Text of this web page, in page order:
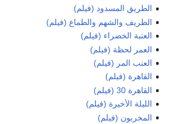
الطريق المسدود (فيلم)
الظريف والشهم والطماع (فيلم)
العتبة الخضراء (فيلم)
العمر لحظة (فيلم)
العنب المر (فيلم)
القاهرة (فيلم)
القاهرة 30 (فيلم)
الليلة الأخيرة (فيلم)
المخربون (فيلم)